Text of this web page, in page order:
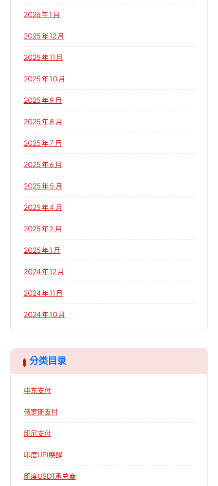
2026 年 1 月
2025 年 12 月
2025 年 11 月
2025 年 10 月
2025 年 9 月
2025 年 8 月
2025 年 7 月
2025 年 6 月
2025 年 5 月
2025 年 4 月
2025 年 2 月
2025 年 1 月
2024 年 12 月
2024 年 11 月
2024 年 10 月
分类目录
中东支付
俄罗斯支付
印尼支付
印度UPI唤醒
印度USDT承兑商